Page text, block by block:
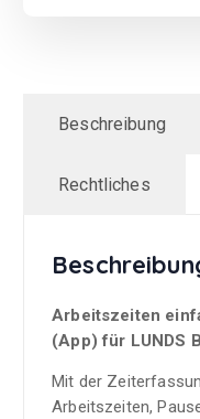
Beschreibung
Rechtliches
Arbeitszeiten
(App) für LUNDS
Mit der
Arbeitszeiten,